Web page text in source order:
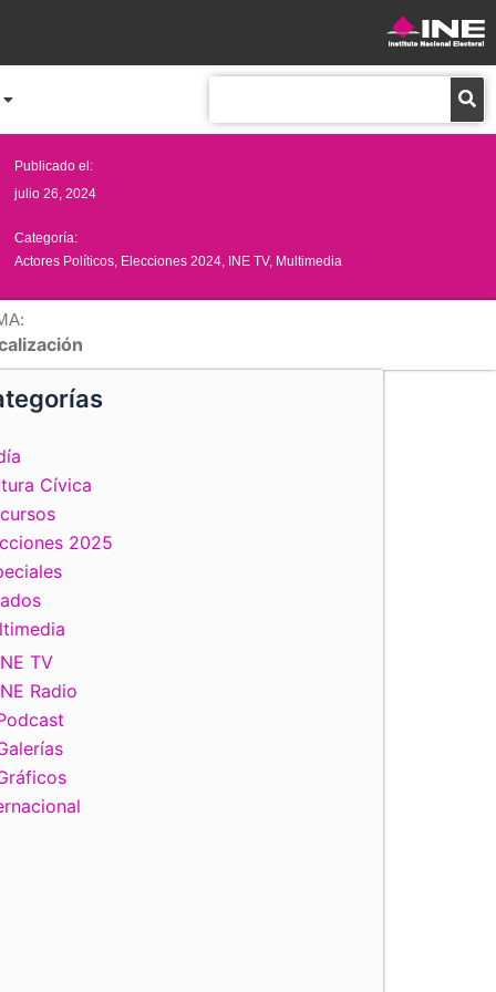
Publicado el:
julio 26, 2024
Categoría:
Actores Políticos Elecciones 2024 INE TV, Multimedia
Cívica
2025
TV
Radio